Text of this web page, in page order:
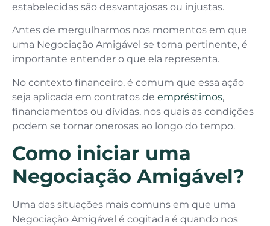
estabelecidas são desvantajosas ou injustas.
Antes de mergulharmos nos momentos em que
uma Negociação Amigável se torna pertinente, é
importante entender o que ela representa.
No contexto financeiro, é comum que essa ação
seja aplicada em contratos de empréstimos,
financiamentos ou dívidas, nos quais as condições
podem se tornar onerosas ao longo do tempo.
Como iniciar uma
Negociação Amigável?
Uma das situações mais comuns em que uma
Negociação Amigável é cogitada é quando nos